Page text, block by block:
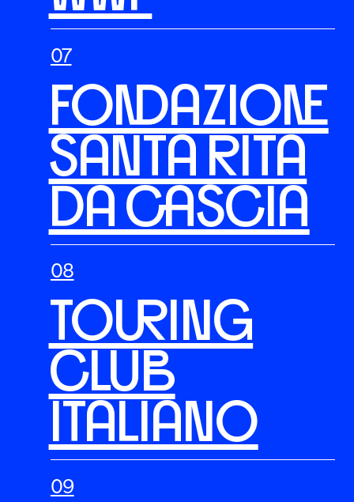
FONDAZIONE
SANTA RITA
DA CASCIA
TOURING
CLUB
ITALIANO